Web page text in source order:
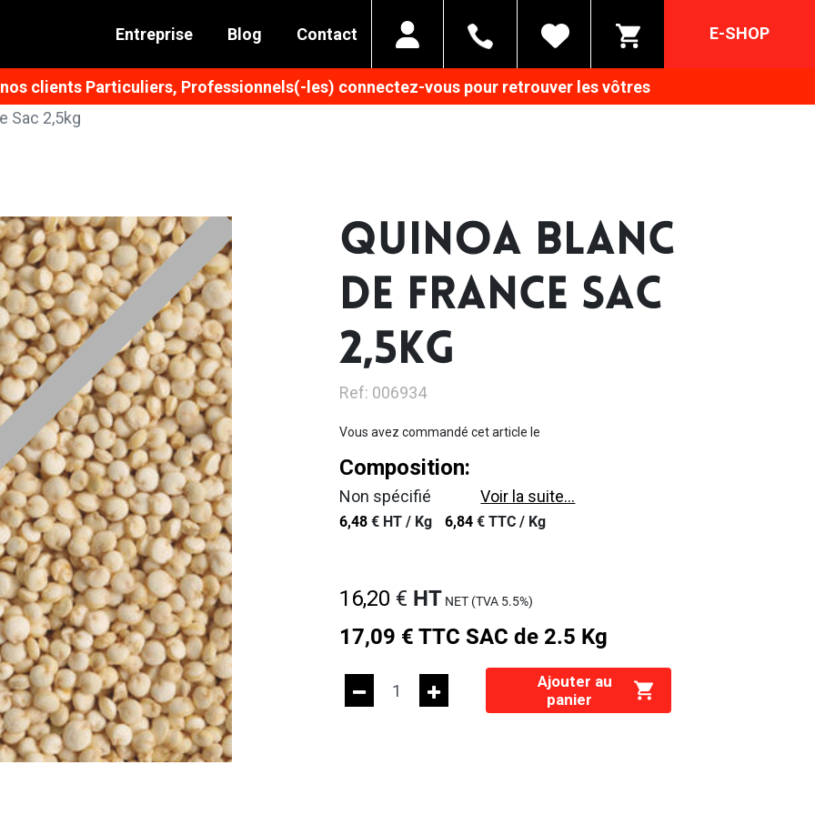
Entreprise Blog Contact E-SHOP
clients Particuliers, Professionnels(-les) connectez-vous pour retrouver les vôtres
Sac 2,5kg
QUINOA BLANC
DE FRANCE SAC
2,5KG
Ref: 006934
Vous avez commandé cet article le
Composition:
Non spécifié Voir la suite...
6,48 € HT / Kg 6,84 € TTC / Kg
16,20 € HT NET (TVA 5.5%)
17,09 € TTC SAC de 2.5 Kg
Ajouter au
panier